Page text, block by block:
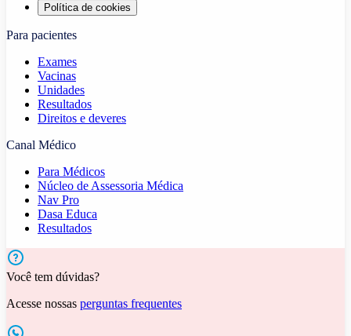
Política de cookies
Para pacientes
Exames
Vacinas
Unidades
Resultados
Direitos e deveres
Canal Médico
Para Médicos
Núcleo de Assessoria Médica
Nav Pro
Dasa Educa
Resultados
Você tem dúvidas?
Acesse nossas perguntas frequentes